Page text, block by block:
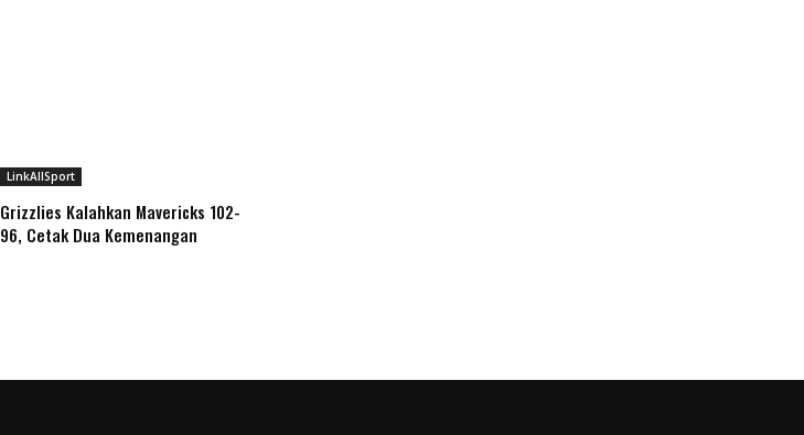
LinkAllSport
Grizzlies Kalahkan Mavericks 102-
96, Cetak Dua Kemenangan